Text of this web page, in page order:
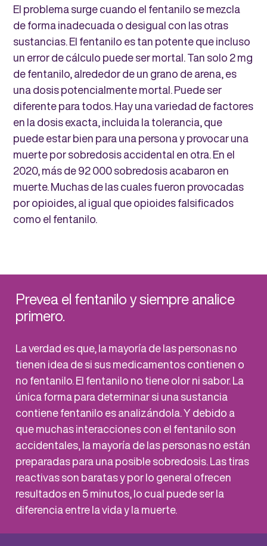
El problema surge cuando el fentanilo se mezcla
de forma inadecuada o desigual con las otras
sustancias. El fentanilo es tan potente que incluso
un error de cálculo puede ser mortal. Tan solo 2 mg
de fentanilo, alrededor de un grano de arena, es
una dosis potencialmente mortal. Puede ser
diferente para todos. Hay una variedad de factores
en la dosis exacta, incluida la tolerancia, que
puede estar bien para una persona y provocar una
muerte por sobredosis accidental en otra. En el
2020, más de 92 000 sobredosis acabaron en
muerte. Muchas de las cuales fueron provocadas
por opioides, al igual que opioides falsificados
como el fentanilo.
Prevea el fentanilo y siempre analice
primero.
La verdad es que, la mayoría de las personas no
tienen idea de si sus medicamentos contienen o
no fentanilo. El fentanilo no tiene olor ni sabor. La
única forma para determinar si una sustancia
contiene fentanilo es analizándola. Y debido a
que muchas interacciones con el fentanilo son
accidentales, la mayoría de las personas no están
preparadas para una posible sobredosis. Las tiras
reactivas son baratas y por lo general ofrecen
resultados en 5 minutos, lo cual puede ser la
diferencia entre la vida y la muerte.